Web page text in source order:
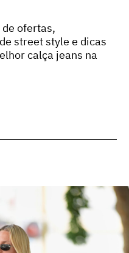
ofertas,
street style e dicas
calça jeans na